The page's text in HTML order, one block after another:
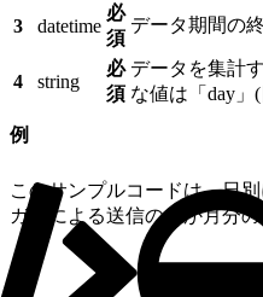
3 datetime
必
須
データ期間の
4 string
必
須
データを集計
な値は「day」
例
このサンプルコードは、日
ガーによる送信の 1 か月分